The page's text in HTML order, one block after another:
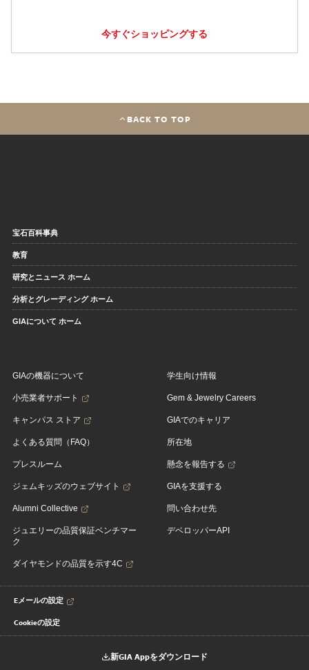
今すぐショッピングする
BACK TO TOP
宝石百科事典
教育
研究とニュース ホーム
分析とグレーディング ホーム
GIAについて ホーム
GIAの機器について
小売業者サポート
キャンパス ストア
よくある質問（FAQ）
プレスルーム
ジェムキッズのウェブサイト
Alumni Collective
ジュエリーの品質保証ベンチマー
ク
ダイヤモンドの品質を示す4C
学生向け情報
Gem & Jewelry Careers
GIAでのキャリア
所在地
懸念を報告する
GIAを支援する
問い合わせ先
デベロッパーAPI
Eメールの設定
Cookieの設定
新GIA Appをダウンロード